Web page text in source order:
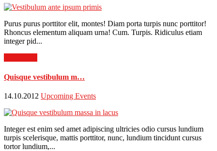
Purus purus porttitor elit, montes! Diam porta turpis nunc porttitor!
Rhoncus elementum aliquam urna! Cum. Turpis. Ridiculus etiam
integer pid...
Quisque vestibulum m…
14.10.2012 Upcoming Events
Integer est enim sed amet adipiscing ultricies odio cursus lundium
turpis scelerisque, mattis porttitor, nunc, lundium tincidunt cursus
tortor lundium,...